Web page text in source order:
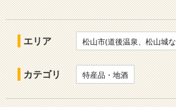
エリア 松山市(道後温泉、松山城
カテゴリ 特産品・地酒